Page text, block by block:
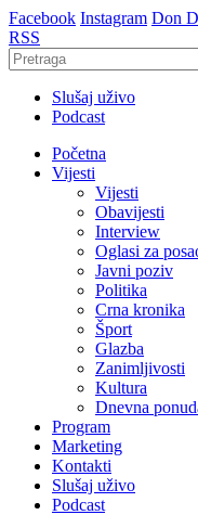
Facebook Instagram Don
RSS
Slušaj uživo
Podcast
Početna
Vijesti
Vijesti
Obavijesti
Interview
Oglasi za
Javni poziv
Politika
Crna kronika
Šport
Glazba
Zanimljivosti
Kultura
Dnevna
Program
Marketing
Kontakti
Slušaj uživo
Podcast